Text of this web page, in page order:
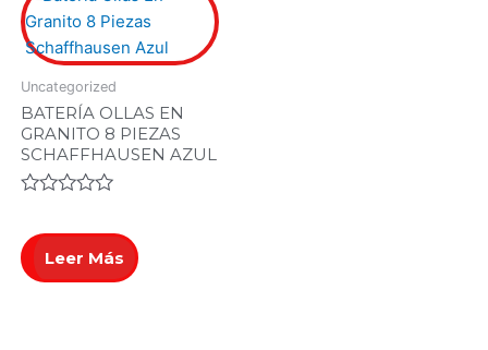
Uncategorized
BATERÍA OLLAS EN
GRANITO 8 PIEZAS
SCHAFFHAUSEN AZUL
0
de
5
Leer Más